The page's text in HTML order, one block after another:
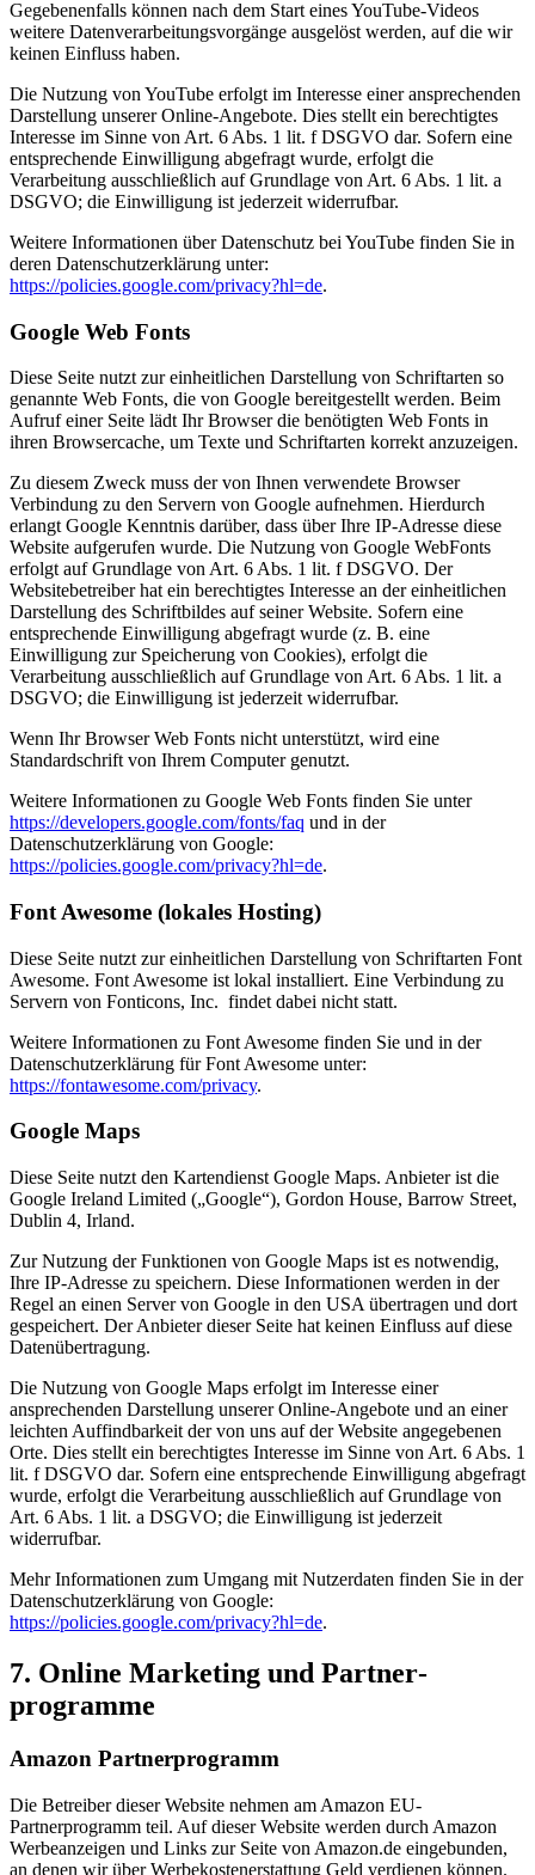
Gegebenenfalls können nach dem Start eines YouTube-Videos
weitere Datenverarbeitungsvorgänge ausgelöst werden, auf die wir
keinen Einfluss haben.
Die Nutzung von YouTube erfolgt im Interesse einer ansprechenden
Darstellung unserer Online-Angebote. Dies stellt ein berechtigtes
Interesse im Sinne von Art. 6 Abs. 1 lit. f DSGVO dar. Sofern eine
entsprechende Einwilligung abgefragt wurde, erfolgt die
Verarbeitung ausschließlich auf Grundlage von Art. 6 Abs. 1 lit. a
DSGVO; die Einwilligung ist jederzeit widerrufbar.
Weitere Informationen über Datenschutz bei YouTube finden Sie in
deren Datenschutzerklärung unter:
https://policies.google.com/privacy?hl=de.
Google Web Fonts
Diese Seite nutzt zur einheitlichen Darstellung von Schriftarten so
genannte Web Fonts, die von Google bereitgestellt werden. Beim
Aufruf einer Seite lädt Ihr Browser die benötigten Web Fonts in
ihren Browsercache, um Texte und Schriftarten korrekt anzuzeigen.
Zu diesem Zweck muss der von Ihnen verwendete Browser
Verbindung zu den Servern von Google aufnehmen. Hierdurch
erlangt Google Kenntnis darüber, dass über Ihre IP-Adresse diese
Website aufgerufen wurde. Die Nutzung von Google WebFonts
erfolgt auf Grundlage von Art. 6 Abs. 1 lit. f DSGVO. Der
Websitebetreiber hat ein berechtigtes Interesse an der einheitlichen
Darstellung des Schriftbildes auf seiner Website. Sofern eine
entsprechende Einwilligung abgefragt wurde (z. B. eine
Einwilligung zur Speicherung von Cookies), erfolgt die
Verarbeitung ausschließlich auf Grundlage von Art. 6 Abs. 1 lit. a
DSGVO; die Einwilligung ist jederzeit widerrufbar.
Wenn Ihr Browser Web Fonts nicht unterstützt, wird eine
Standardschrift von Ihrem Computer genutzt.
Weitere Informationen zu Google Web Fonts finden Sie unter
https://developers.google.com/fonts/faq und in der
Datenschutzerklärung von Google:
https://policies.google.com/privacy?hl=de.
Font Awesome (lokales Hosting)
Diese Seite nutzt zur einheitlichen Darstellung von Schriftarten Font
Awesome. Font Awesome ist lokal installiert. Eine Verbindung zu
Servern von Fonticons, Inc. findet dabei nicht statt.
Weitere Informationen zu Font Awesome finden Sie und in der
Datenschutzerklärung für Font Awesome unter:
https://fontawesome.com/privacy.
Google Maps
Diese Seite nutzt den Kartendienst Google Maps. Anbieter ist die
Google Ireland Limited („Google“), Gordon House, Barrow Street,
Dublin 4, Irland.
Zur Nutzung der Funktionen von Google Maps ist es notwendig,
Ihre IP-Adresse zu speichern. Diese Informationen werden in der
Regel an einen Server von Google in den USA übertragen und dort
gespeichert. Der Anbieter dieser Seite hat keinen Einfluss auf diese
Datenübertragung.
Die Nutzung von Google Maps erfolgt im Interesse einer
ansprechenden Darstellung unserer Online-Angebote und an einer
leichten Auffindbarkeit der von uns auf der Website angegebenen
Orte. Dies stellt ein berechtigtes Interesse im Sinne von Art. 6 Abs. 1
lit. f DSGVO dar. Sofern eine entsprechende Einwilligung abgefragt
wurde, erfolgt die Verarbeitung ausschließlich auf Grundlage von
Art. 6 Abs. 1 lit. a DSGVO; die Einwilligung ist jederzeit
widerrufbar.
Mehr Informationen zum Umgang mit Nutzerdaten finden Sie in der
Datenschutzerklärung von Google:
https://policies.google.com/privacy?hl=de.
7. Online Marketing und Partner­
programme
Amazon Partner­programm
Die Betreiber dieser Website nehmen am Amazon EU-
Partnerprogramm teil. Auf dieser Website werden durch Amazon
Werbeanzeigen und Links zur Seite von Amazon.de eingebunden,
an denen wir über Werbekostenerstattung Geld verdienen können.